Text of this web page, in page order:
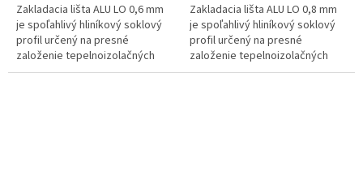
Zakladacia lišta ALU LO 0,6 mm
je spoľahlivý hliníkový soklový
profil určený na presné
založenie tepelnoizolačných
dosiek v kontaktnom
Zakladacia lišta ALU LO 0,8 mm
je spoľahlivý hliníkový soklový
profil určený na presné
založenie tepelnoizolačných
dosiek v kontaktnom